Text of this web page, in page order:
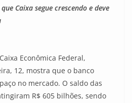
Caixa segue crescendo e deve
Econômica Federal,
12, mostra que o banco
no mercado. O saldo das
R$ 605 bilhões, sendo